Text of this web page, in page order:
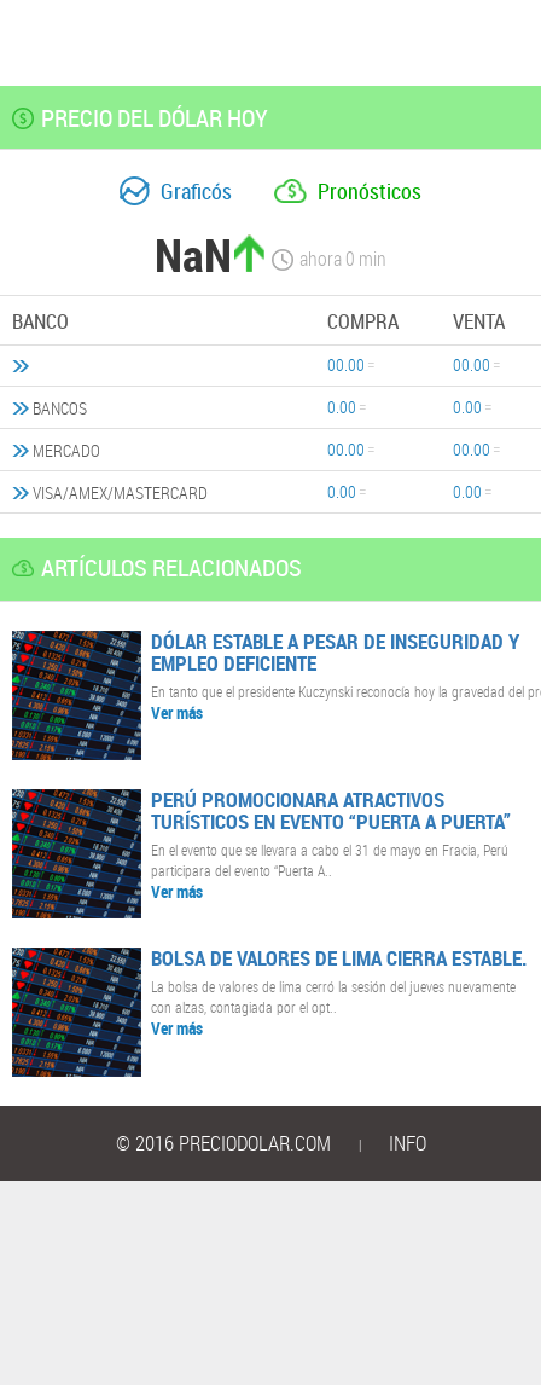
PRECIO DEL DÓLAR HOY
Graficós Pronósticos
NaN ahora0 min
BANCO COMPRA VENTA
00.00
00.00
BANCOS
0.00
0.00
MERCADO
00.00
00.00
VISA/AMEX/MASTERCARD
0.00 0.00
ARTÍCULOS RELACIONADOS
DÓLAR ESTABLE A PESAR DE INSEGURIDAD Y
EMPLEO DEFICIENTE
En tanto que el presidente Kuczynski reconocía hoy la gravedad del
Ver más
PERÚ PROMOCIONARA ATRACTIVOS
TURÍSTICOS EN EVENTO “PUERTA A PUERTA”
En el evento que se llevara a cabo el 31 de mayo en Fracia, Perú
participara del evento “Puerta A..
Ver más
BOLSA DE VALORES DE LIMA CIERRA ESTABLE.
La bolsa de valores de lima cerró la sesión del jueves nuevamente
con alzas, contagiada por el opt..
Ver más
© 2016 PRECIODOLAR.COM | INFO